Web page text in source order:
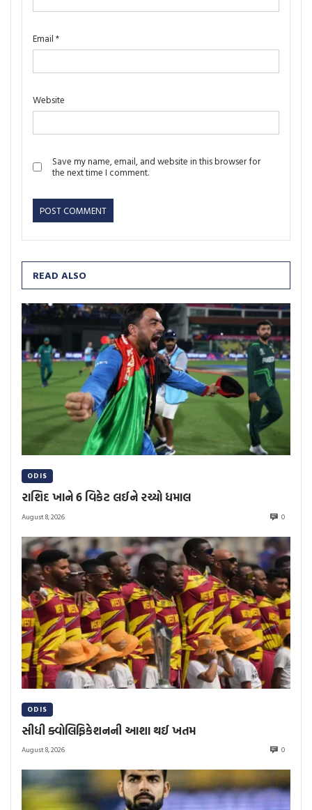
Email *
Website
Save my name, email, and website in this browser for
the next time I comment.
READ ALSO
ODIS
રાશિદ ખાને 6 વિકેટ લઈને રચ્યો ધમાલ
August 8, 2026 0
ODIS
સીધી ક્વોલિફિકેશનની આશા થઈ ખતમ
August 8, 2026 0